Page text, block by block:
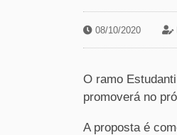
08/10/2020
O ramo
promoverá no
A proposta é